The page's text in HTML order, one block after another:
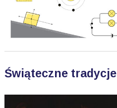
Świąteczne tradycje